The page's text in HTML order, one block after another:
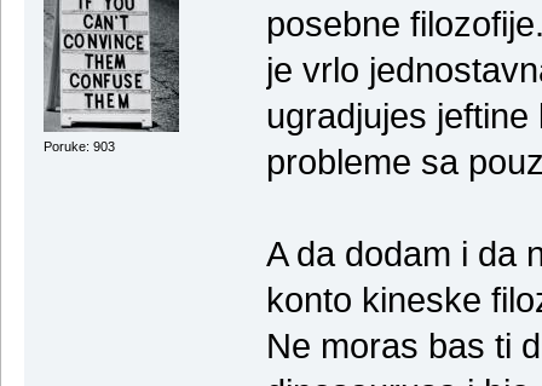
Poruke: 903
posebne
je vrlo
ugradjujes
probleme sa
A da dodam i da
konto kineske
Ne moras bas ti